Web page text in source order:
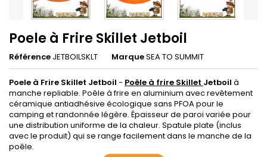
Poele à Frire Skillet Jetboil
Référence JETBOILSKLT MarqueSEA TO SUMMIT
Poele à Frire Skillet Jetboil - Poêle à frire Skillet Jetboil à
manche repliable. Poêle à frire en aluminium avec revêtement
céramique antiadhésive écologique sans PFOA pour le
camping et randonnée légère. Épaisseur de paroi variée pour
une distribution uniforme de la chaleur. Spatule plate (inclus
avec le produit) qui se range facilement dans le manche de la
poêle.